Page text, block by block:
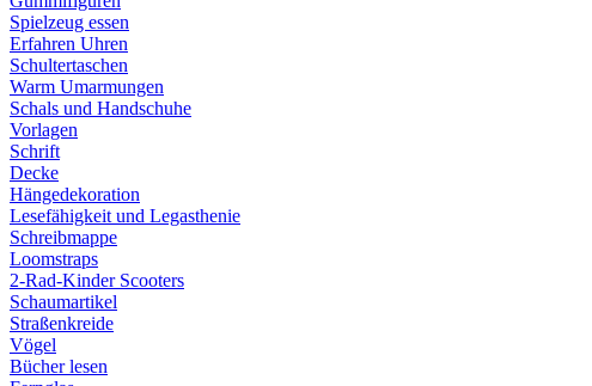
Spielzeug essen
Erfahren Uhren
Schultertaschen
Warm Umarmungen
Schals und Handschuhe
Vorlagen
Schrift
Decke
Hängedekoration
Lesefähigkeit und Legasthenie
Schreibmappe
Loomstraps
2-Rad-Kinder Scooters
Schaumartikel
Straßenkreide
Vögel
Bücher lesen